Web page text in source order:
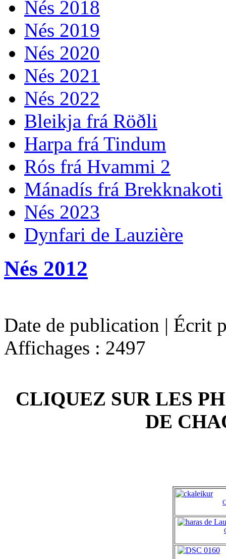
Nés 2018
Nés 2019
Nés 2020
Nés 2021
Nés 2022
Bleikja frá Röðli
Harpa frá Tindum
Rós frá Hvammi 2
Mánadís frá Brekknakoti
Nés 2023
Dynfari de Lauzière
Nés 2012
Date de publication | Écrit
Affichages : 2497
CLIQUEZ SUR LES
DE